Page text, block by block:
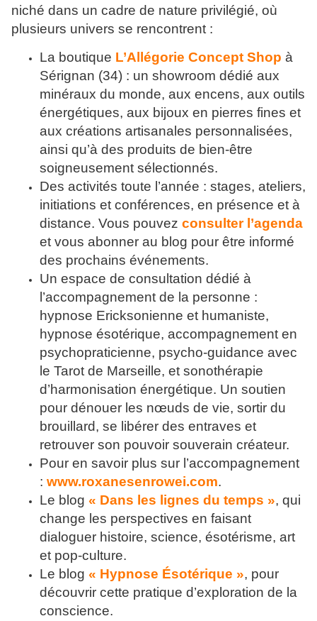
niché dans un cadre de nature privilégié, où
plusieurs univers se rencontrent :
La boutique L’Allégorie Concept Shop à
Sérignan (34) : un showroom dédié aux
minéraux du monde, aux encens, aux outils
énergétiques, aux bijoux en pierres fines et
aux créations artisanales personnalisées,
ainsi qu’à des produits de bien-être
soigneusement sélectionnés.
Des activités toute l’année : stages, ateliers,
initiations et conférences, en présence et à
distance. Vous pouvez consulter l’agenda
et vous abonner au blog pour être informé
des prochains événements.
Un espace de consultation dédié à
l’accompagnement de la personne :
hypnose Ericksonienne et humaniste,
hypnose ésotérique, accompagnement en
psychopraticienne, psycho-guidance avec
le Tarot de Marseille, et sonothérapie
d’harmonisation énergétique. Un soutien
pour dénouer les nœuds de vie, sortir du
brouillard, se libérer des entraves et
retrouver son pouvoir souverain créateur.
Pour en savoir plus sur l’accompagnement
: www.roxanesenrowei.com.
Le blog « Dans les lignes du temps », qui
change les perspectives en faisant
dialoguer histoire, science, ésotérisme, art
et pop-culture.
Le blog « Hypnose Ésotérique », pour
découvrir cette pratique d’exploration de la
conscience.